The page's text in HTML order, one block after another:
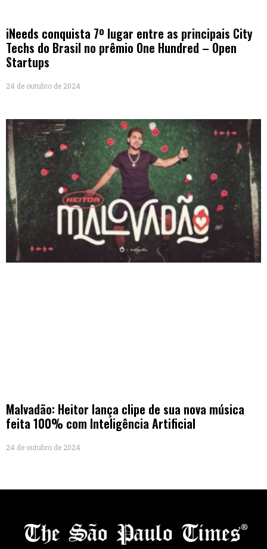
iNeeds conquista 7º lugar entre as principais City
Techs do Brasil no prêmio One Hundred – Open
Startups
24 de outubro de 2024
Malvadão: Heitor lança clipe de sua nova música
feita 100% com Inteligência Artificial
24 de outubro de 2024